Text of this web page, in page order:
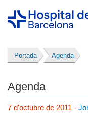
Portada Agenda
Agenda
7 d'octubre de 2011 -